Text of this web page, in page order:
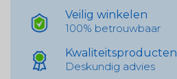
Veilig winkelen
100% betrouwbaar
Kwaliteitsproducten
Deskundig advies